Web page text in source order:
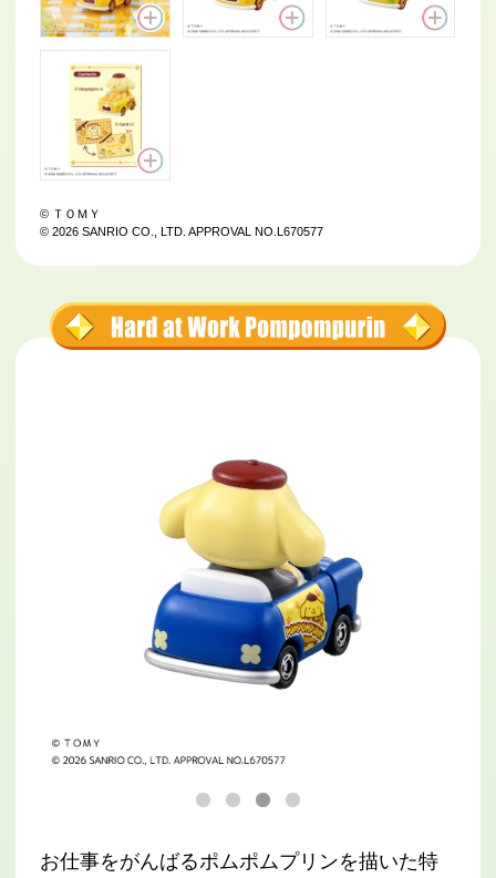
© ＴＯＭＹ
© 2026 SANRIO CO., LTD. APPROVAL NO.L670577
お仕事をがんばるポムポムプリンを描いた特